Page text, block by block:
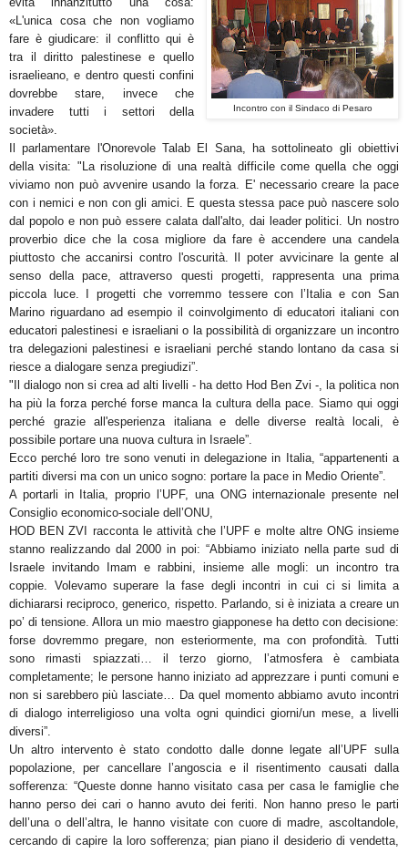
Incontro con il Sindaco di Pesaro
«L'unica cosa che non vogliamo
fare è giudicare: il conflitto qui è
tra il diritto palestinese e quello
israelieano, e dentro questi confini
dovrebbe stare, invece che
invadere tutti i settori della
società».
Il parlamentare l'Onorevole Talab El Sana, ha sottolineato gli obiettivi
della visita: "La risoluzione di una realtà difficile come quella che oggi
viviamo non può avvenire usando la forza. E' necessario creare la pace
con i nemici e non con gli amici. E questa stessa pace può nascere solo
dal popolo e non può essere calata dall'alto, dai leader politici. Un nostro
proverbio dice che la cosa migliore da fare è accendere una candela
piuttosto che accanirsi contro l'oscurità. Il poter avvicinare la gente al
senso della pace, attraverso questi progetti, rappresenta una prima
piccola luce. I progetti che vorremmo tessere con l’Italia e con San
Marino riguardano ad esempio il coinvolgimento di educatori italiani con
educatori palestinesi e israeliani o la possibilità di organizzare un incontro
tra delegazioni palestinesi e israeliani perché stando lontano da casa si
riesce a dialogare senza pregiudizi”.
"Il dialogo non si crea ad alti livelli - ha detto Hod Ben Zvi -, la politica non
ha più la forza perché forse manca la cultura della pace. Siamo qui oggi
perché grazie all'esperienza italiana e delle diverse realtà locali, è
possibile portare una nuova cultura in Israele”.
Ecco perché loro tre sono venuti in delegazione in Italia, “appartenenti a
partiti diversi ma con un unico sogno: portare la pace in Medio Oriente”.
A portarli in Italia, proprio l’UPF, una ONG internazionale presente nel
Consiglio economico-sociale dell’ONU,
HOD BEN ZVI racconta le attività che l’UPF e molte altre ONG insieme
stanno realizzando dal 2000 in poi: “Abbiamo iniziato nella parte sud di
Israele invitando Imam e rabbini, insieme alle mogli: un incontro tra
coppie. Volevamo superare la fase degli incontri in cui ci si limita a
dichiararsi reciproco, generico, rispetto. Parlando, si è iniziata a creare un
po’ di tensione. Allora un mio maestro giapponese ha detto con decisione:
forse dovremmo pregare, non esteriormente, ma con profondità. Tutti
sono rimasti spiazzati… il terzo giorno, l’atmosfera è cambiata
completamente; le persone hanno iniziato ad apprezzare i punti comuni e
non si sarebbero più lasciate… Da quel momento abbiamo avuto incontri
di dialogo interreligioso una volta ogni quindici giorni/un mese, a livelli
diversi”.
Un altro intervento è stato condotto dalle donne legate all’UPF sulla
popolazione, per cancellare l’angoscia e il risentimento causati dalla
sofferenza: “Queste donne hanno visitato casa per casa le famiglie che
hanno perso dei cari o hanno avuto dei feriti. Non hanno preso le parti
dell’una o dell’altra, le hanno visitate con cuore di madre, ascoltandole,
cercando di capire la loro sofferenza; pian piano il desiderio di vendetta,